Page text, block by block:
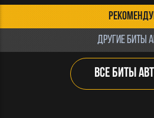
ДРУГИЕ БИТЫ
ВСЕ БИТЫ